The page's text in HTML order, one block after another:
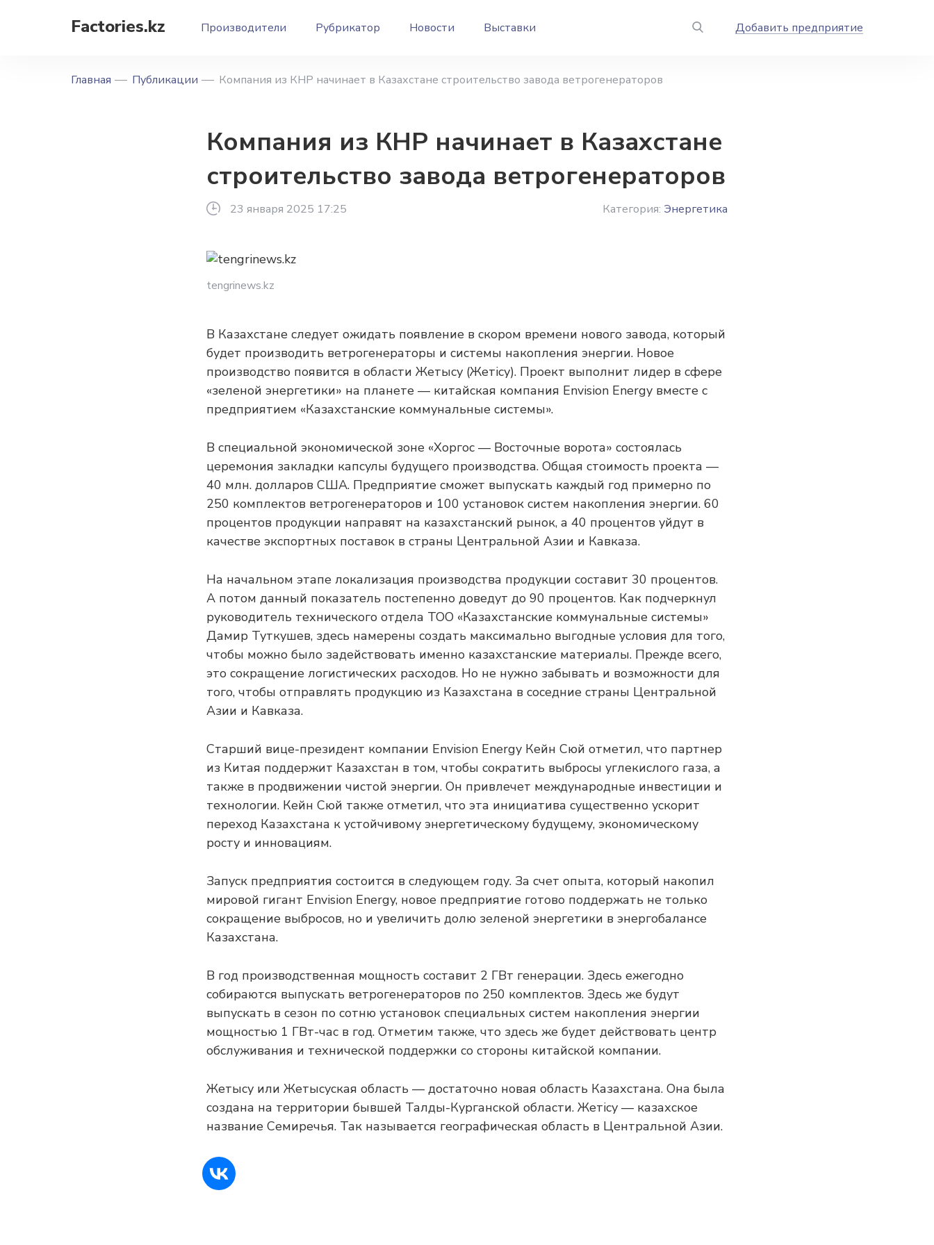
Factories.kz Производители Рубрикатор Новости Выставки Добавить предприятие
Главная Публикации Компания из КНР начинает в Казахстане строительство завода ветрогенераторов
Компания из КНР начинает в Казахстане
строительство завода ветрогенераторов
23 января 2025 17:25 Категория: Энергетика
tengrinews.kz
В Казахстане следует ожидать появление в скором времени нового завода, который
будет производить ветрогенераторы и системы накопления энергии. Новое
производство появится в области Жетысу (Жетісу). Проект выполнит лидер в сфере
«зеленой энергетики» на планете — китайская компания Envision Energy вместе с
предприятием «Казахстанские коммунальные системы».
В специальной экономической зоне «Хоргос — Восточные ворота» состоялась
церемония закладки капсулы будущего производства. Общая стоимость проекта —
40 млн. долларов США. Предприятие сможет выпускать каждый год примерно по
250 комплектов ветрогенераторов и 100 установок систем накопления энергии. 60
процентов продукции направят на казахстанский рынок, а 40 процентов уйдут в
качестве экспортных поставок в страны Центральной Азии и Кавказа.
На начальном этапе локализация производства продукции составит 30 процентов.
А потом данный показатель постепенно доведут до 90 процентов. Как подчеркнул
руководитель технического отдела ТОО «Казахстанские коммунальные системы»
Дамир Туткушев, здесь намерены создать максимально выгодные условия для того,
чтобы можно было задействовать именно казахстанские материалы. Прежде всего,
это сокращение логистических расходов. Но не нужно забывать и возможности для
того, чтобы отправлять продукцию из Казахстана в соседние страны Центральной
Азии и Кавказа.
Старший вице-президент компании Envision Energy Кейн Сюй отметил, что партнер
из Китая поддержит Казахстан в том, чтобы сократить выбросы углекислого газа, а
также в продвижении чистой энергии. Он привлечет международные инвестиции и
технологии. Кейн Сюй также отметил, что эта инициатива существенно ускорит
переход Казахстана к устойчивому энергетическому будущему, экономическому
росту и инновациям.
Запуск предприятия состоится в следующем году. За счет опыта, который накопил
мировой гигант Envision Energy, новое предприятие готово поддержать не только
сокращение выбросов, но и увеличить долю зеленой энергетики в энергобалансе
Казахстана.
В год производственная мощность составит 2 ГВт генерации. Здесь ежегодно
собираются выпускать ветрогенераторов по 250 комплектов. Здесь же будут
выпускать в сезон по сотню установок специальных систем накопления энергии
мощностью 1 ГВт-час в год. Отметим также, что здесь же будет действовать центр
обслуживания и технической поддержки со стороны китайской компании.
Жетысу или Жетысуская область — достаточно новая область Казахстана. Она была
создана на территории бывшей Талды-Курганской области. Жетісу — казахское
название Семиречья. Так называется географическая область в Центральной Азии.